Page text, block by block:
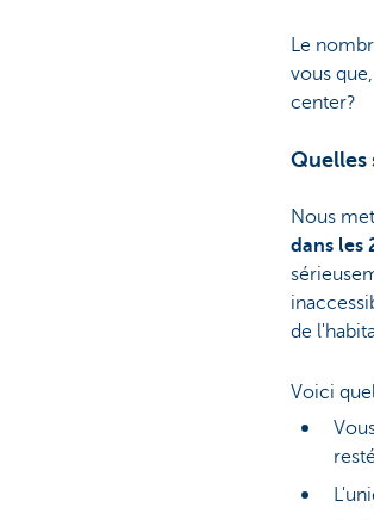
Le
vous
center?
Quelles
Nous
dans les
de
Voici